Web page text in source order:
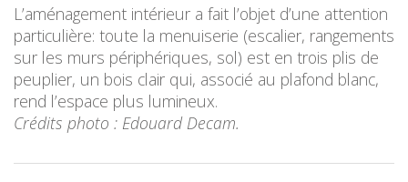
L’aménagement intérieur a fait l’objet d’une attention
particulière: toute la menuiserie (escalier, rangements
sur les murs périphériques, sol) est en trois plis de
peuplier, un bois clair qui, associé au plafond blanc,
rend l’espace plus lumineux.
Crédits photo : Edouard Decam.